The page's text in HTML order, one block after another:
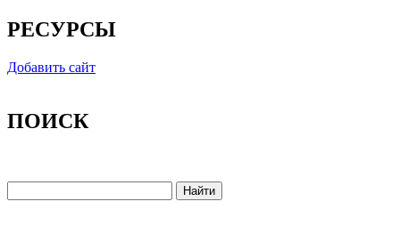
РЕСУРСЫ
Добавить сайт
ПОИСК